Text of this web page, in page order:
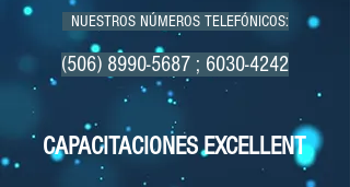
NUESTROS NÚMEROS TELEFÓNICOS:
(506) 8990-5687 ; 6030-4242
CAPACITACIONES EXCELLENT